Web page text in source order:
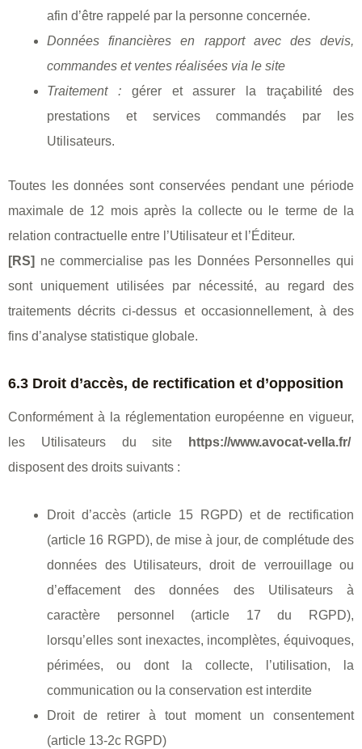
afin d’être rappelé par la personne concernée.
Données financières en rapport avec des devis,
commandes et ventes réalisées via le site
Traitement : gérer et assurer la traçabilité des
prestations et services commandés par les
Utilisateurs.
Toutes les données sont conservées pendant une période
maximale de 12 mois après la collecte ou le terme de la
relation contractuelle entre l’Utilisateur et l’Éditeur.
[RS] ne commercialise pas les Données Personnelles qui
sont uniquement utilisées par nécessité, au regard des
traitements décrits ci-dessus et occasionnellement, à des
fins d’analyse statistique globale.
6.3 Droit d’accès, de rectification et d’opposition
Conformément à la réglementation européenne en vigueur,
les Utilisateurs du site
https://www.avocat-vella.fr/
disposent des droits suivants :
Droit d’accès (article 15 RGPD) et de rectification
(article 16 RGPD), de mise à jour, de complétude des
données des Utilisateurs, droit de verrouillage ou
d’effacement des données des Utilisateurs à
caractère personnel (article 17 du RGPD),
lorsqu’elles sont inexactes, incomplètes, équivoques,
périmées, ou dont la collecte, l’utilisation, la
communication ou la conservation est interdite
Droit de retirer à tout moment un consentement
(article 13-2c RGPD)